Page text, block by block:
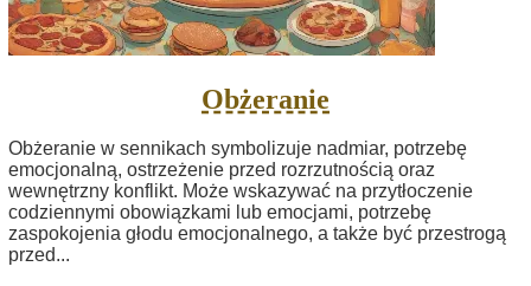
Obżeranie
Obżeranie w sennikach symbolizuje nadmiar, potrzebę
emocjonalną, ostrzeżenie przed rozrzutnością oraz
wewnętrzny konflikt. Może wskazywać na przytłoczenie
codziennymi obowiązkami lub emocjami, potrzebę
zaspokojenia głodu emocjonalnego, a także być przestrogą
przed...